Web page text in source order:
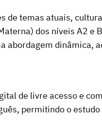
de temas atuais,
dos níveis A2
abordagem dinâmica,
de livre acesso e
permitindo o